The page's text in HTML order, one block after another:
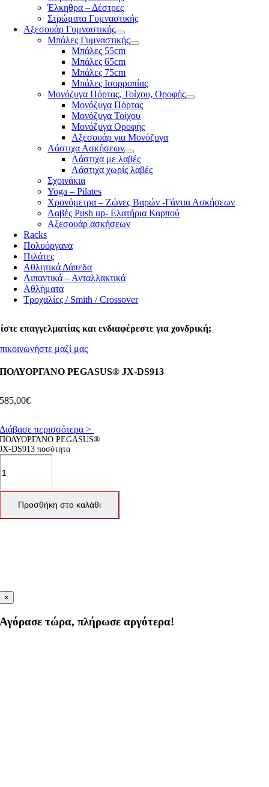
Έλκηθρα – Δέστρες
Στρώματα Γυμναστικής
Αξεσουάρ Γυμναστικής
Μπάλες Γυμναστικής
Μπάλες 55cm
Μπάλες 65cm
Μπάλες 75cm
Μπάλες Ισορροπίας
Μονόζυγα Πόρτας, Τοίχου, Οροφής
Μονόζυγα Πόρτας
Μονόζυγα Τοίχου
Μονόζυγα Οροφής
Αξεσουάρ για Μονόζυγα
Λάστιχα Ασκήσεων
Λάστιχα με λαβές
Λάστιχα χωρίς λαβές
Σχοινάκια
Yoga – Pilates
Χρονόμετρα – Ζώνες Βαρών -Γάντια Ασκήσεων
Λαβές Push up- Ελατήρια Καρπού
Αξεσουάρ ασκήσεων
Racks
Πολυόργανα
Πιλάτες
Αθλητικά Δάπεδα
Λιπαντικά – Ανταλλακτικά
Αθλήματα
Τροχαλίες / Smith / Crossover
επαγγελματίας και ενδιαφέρεστε για χονδρική;
μαζί μας
ΠΟΛΥΟΡΓΑΝΟ PEGASUS® JX-DS913
585,00€
Διάβασε περισσότερα >
ΠΟΛΥΟΡΓΑΝΟ PEGASUS®
JX-DS913 ποσότητα
Προσθήκη στο καλάθι
×
Αγόρασε τώρα, πλήρωσε αργότερα!